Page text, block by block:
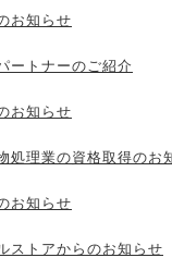
お知らせ
ートナーのご紹介
お知らせ
処理業の資格取得のお
お知らせ
ストアからのお知らせ